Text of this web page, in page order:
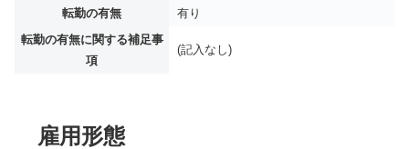
転勤の有無
有り
転勤の有無に関する補足事
項
(記入なし)
雇用形態